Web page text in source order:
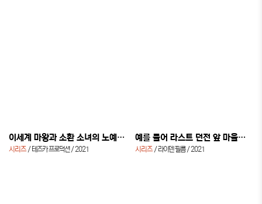
이세계 마왕과 소환 소녀의 노예 마술 Ω
시리즈 테즈카 프로덕션 2021
예를 들어 라스트 던전 앞 마을의 소년이 초반 마을에서 사는 듯한 이야기
시리즈 라이덴 필름 2021